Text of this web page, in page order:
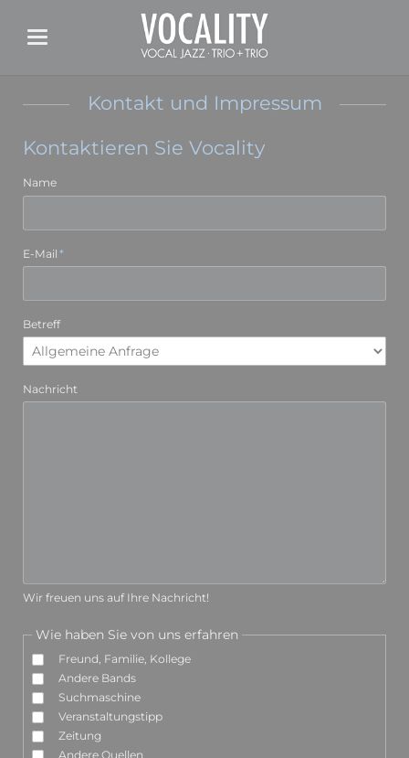
Kontakt und Impressum
Kontaktieren Sie Vocality
Name
Pflichtfeld
E-Mail *
Betreff
Nachricht
Wir freuen uns auf Ihre Nachricht!
Wie haben Sie von uns erfahren
Freund, Familie, Kollege
Andere Bands
Suchmaschine
Veranstaltungstipp
Zeitung
Andere Quellen